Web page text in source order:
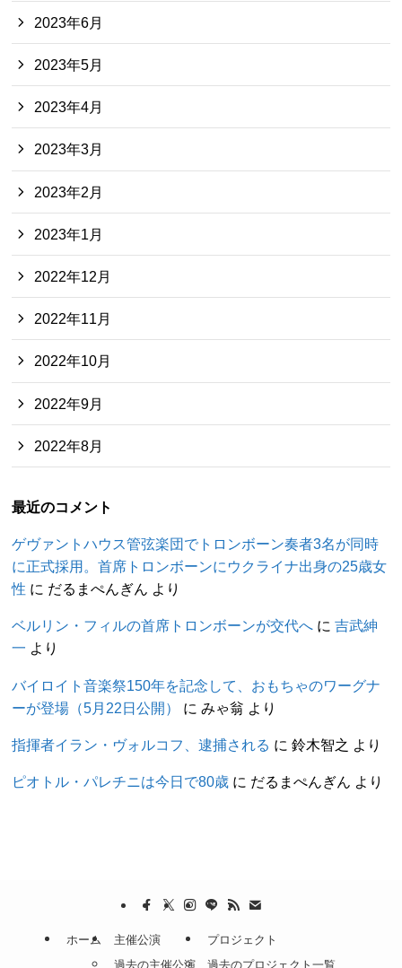
2023年6月
2023年5月
2023年4月
2023年3月
2023年2月
2023年1月
2022年12月
2022年11月
2022年10月
2022年9月
2022年8月
最近のコメント
ゲヴァントハウス管弦楽団でトロンボーン奏者3名が同時
に正式採用。首席トロンボーンにウクライナ出身の25歳女
性 に だるまぺんぎん より
ベルリン・フィルの首席トロンボーンが交代へ に吉武紳
一 より
バイロイト音楽祭150年を記念して、おもちゃのワーグナ
ーが登場（5月22日公開）
に みゃ翁 より
指揮者イラン・ヴォルコフ、逮捕される に鈴木智之 より
ピオトル・パレチニは今日で80歳 に だるまぺんぎん より
ホーム
主催公演
過去の主催公演
プロジェクト
過去のプロジェクト一覧